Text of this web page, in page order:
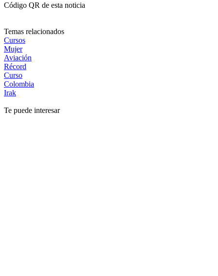
Código QR de esta noticia
Temas relacionados
Cursos
Mujer
Aviación
Récord
Curso
Colombia
Irak
Te puede interesar